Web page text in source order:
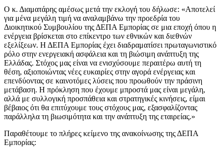
Ο κ. Διαματάρης αμέσως μετά την εκλογή του δήλωσε: «Αποτελεί
για μένα μεγάλη τιμή να αναλαμβάνω την προεδρία του
Διοικητικού Συμβουλίου της ΔΕΠΑ Εμπορίας σε μια εποχή όπου η
ενέργεια βρίσκεται στο επίκεντρο των εθνικών και διεθνών
εξελίξεων. Η ΔΕΠΑ Εμπορίας έχει διαδραματίσει πρωταγωνιστικό
ρόλο στην ενεργειακή ασφάλεια και τη βιώσιμη ανάπτυξη της
Ελλάδας. Στόχος μας είναι να ενισχύσουμε περαιτέρω αυτή τη
θέση, αξιοποιώντας νέες ευκαιρίες στην αγορά ενέργειας και
επενδύοντας σε καινοτόμες λύσεις που προωθούν την πράσινη
μετάβαση. Η πρόκληση που έχουμε μπροστά μας είναι μεγάλη,
αλλά με συλλογική προσπάθεια και στρατηγικές κινήσεις, είμαι
βέβαιος ότι θα επιτύχουμε τους στόχους μας, εξασφαλίζοντας
παράλληλα τη βιωσιμότητα και την ανάπτυξη της εταιρείας.»
Παραθέτουμε το πλήρες κείμενο της ανακοίνωσης της ΔΕΠΑ
Εμπορίας: